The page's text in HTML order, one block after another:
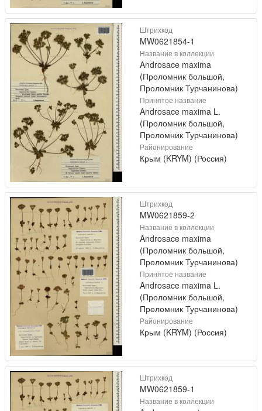
Штрихкод
MW0621854-1
Название в коллекции
Androsace maxima
(Проломник большой,
Проломник Турчанинова)
Принятое название
Androsace maxima L.
(Проломник большой,
Проломник Турчанинова)
Районирование
Крым (KRYM) (Россия)
Штрихкод
MW0621859-2
Название в коллекции
Androsace maxima
(Проломник большой,
Проломник Турчанинова)
Принятое название
Androsace maxima L.
(Проломник большой,
Проломник Турчанинова)
Районирование
Крым (KRYM) (Россия)
Штрихкод
MW0621859-1
Название в коллекции